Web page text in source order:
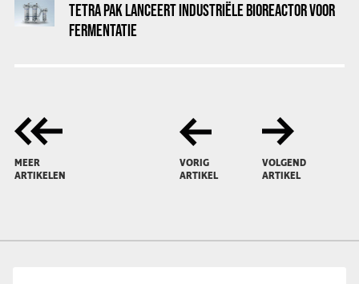
TETRA PAK LANCEERT INDUSTRIËLE BIOREACTOR VOOR
FERMENTATIE
MEER
ARTIKELEN
VORIG
ARTIKEL
VOLGEND
ARTIKEL